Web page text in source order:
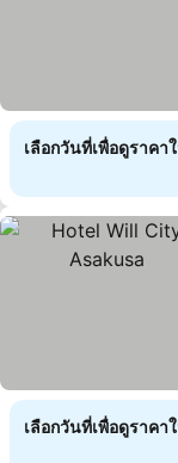
เลือกวันที่เพื่อดูราคา
เลือกวันที่เพื่อดูราคา